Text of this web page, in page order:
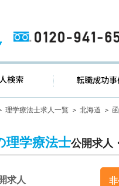
求人検索
理学療法士求人一覧 北海道
理学療法士公開求人
求人